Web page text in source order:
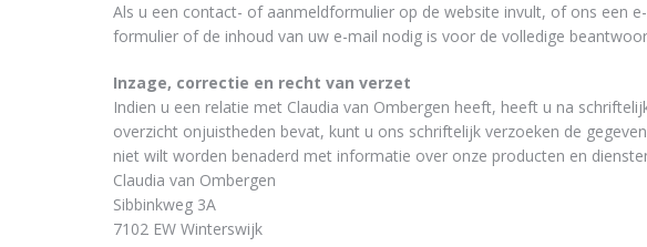
Als u een contact- of aanmeldformulier op de website invult, of ons een
formulier of de inhoud van uw e-mail nodig is voor de volledige
Inzage, correctie en recht van verzet
Indien u een relatie met Claudia van Ombergen heeft, heeft u na
overzicht onjuistheden bevat, kunt u ons schriftelijk verzoeken de
niet wilt worden benaderd met informatie over onze producten en
Claudia van Ombergen
Sibbinkweg 3A
7102 EW Winterswijk